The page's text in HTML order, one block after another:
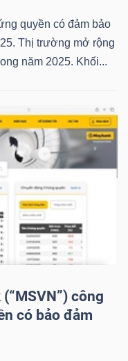
quyền có đảm bảo
Thị trường mở rộng
năm 2025. Khối...
công
có bảo đảm